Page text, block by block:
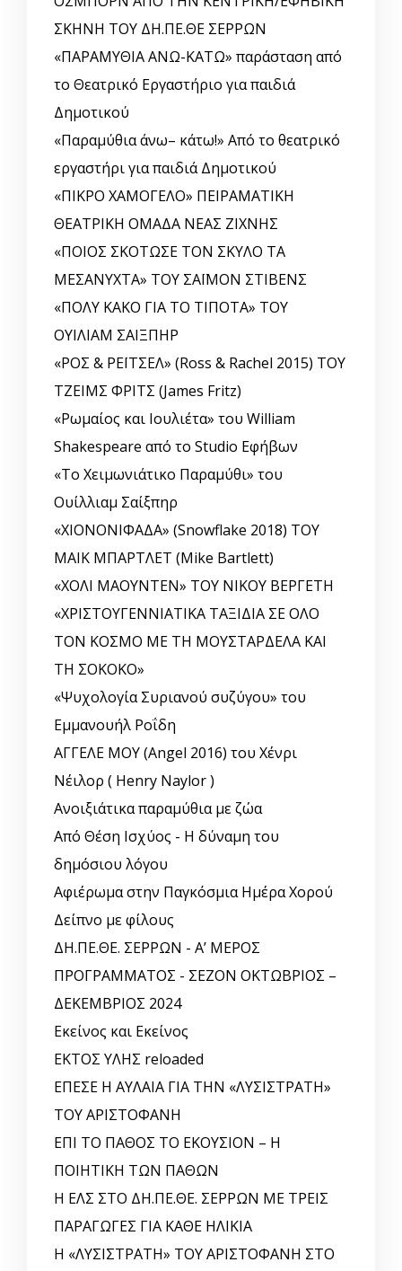
ΣΚΗΝΗ ΤΟΥ ΔΗ.ΠΕ.ΘΕ ΣΕΡΡΩΝ
«ΠΑΡΑΜΥΘΙΑ ΑΝΩ-ΚΑΤΩ» παράσταση από
το Θεατρικό Εργαστήριο για παιδιά
Δημοτικού
«Παραμύθια άνω– κάτω!» Από το θεατρικό
εργαστήρι για παιδιά Δημοτικού
«ΠΙΚΡΟ ΧΑΜΟΓΕΛΟ» ΠΕΙΡΑΜΑΤΙΚΗ
ΘΕΑΤΡΙΚΗ ΟΜΑΔΑ ΝΕΑΣ ΖΙΧΝΗΣ
«ΠΟΙΟΣ ΣΚΟΤΩΣΕ ΤΟΝ ΣΚΥΛΟ ΤΑ
ΜΕΣΑΝΥΧΤΑ» ΤΟΥ ΣΑΪΜΟΝ ΣΤΙΒΕΝΣ
«ΠΟΛΥ ΚΑΚΟ ΓΙΑ ΤΟ ΤΙΠΟΤΑ» ΤΟΥ
ΟΥΙΛΙΑΜ ΣΑΙΞΠΗΡ
«ΡΟΣ & ΡΕΪΤΣΕΛ» (Ross & Rachel 2015) ΤΟΥ
ΤΖΕΙΜΣ ΦΡΙΤΣ (James Fritz)
«Ρωμαίος και Ιουλιέτα» του William
Shakespeare από το Studio Εφήβων
«Το Χειμωνιάτικο Παραμύθι» του
Ουίλλιαμ Σαίξπηρ
«ΧΙΟΝΟΝΙΦΑΔΑ» (Snowflake 2018) ΤΟΥ
ΜΑΙΚ ΜΠΑΡΤΛΕΤ (Mike Bartlett)
«ΧΟΛΙ ΜΑΟΥΝΤΕΝ» ΤΟΥ ΝΙΚΟΥ ΒΕΡΓΕΤΗ
«ΧΡΙΣΤΟΥΓΕΝΝΙΑΤΙΚΑ ΤΑΞΙΔΙΑ ΣΕ ΟΛΟ
ΤΟΝ ΚΟΣΜΟ ΜΕ ΤΗ ΜΟΥΣΤΑΡΔΕΛΑ ΚΑΙ
ΤΗ ΣΟΚΟΚΟ»
«Ψυχολογία Συριανού συζύγου» του
Εμμανουήλ Ροΐδη
ΑΓΓΕΛΕ ΜΟΥ (Angel 2016) του Χένρι
Νέιλορ ( Henry Naylor )
Ανοιξιάτικα παραμύθια με ζώα
Από Θέση Ισχύος - Η δύναμη του
δημόσιου λόγου
Αφιέρωμα στην Παγκόσμια Ημέρα Χορού
Δείπνο με φίλους
ΔΗ.ΠΕ.ΘΕ. ΣΕΡΡΩΝ - Α’ ΜΕΡΟΣ
ΠΡΟΓΡΑΜΜΑΤΟΣ - ΣΕΖΟΝ ΟΚΤΩΒΡΙΟΣ –
ΔΕΚΕΜΒΡΙΟΣ 2024
Εκείνος και Εκείνος
ΕΚΤΟΣ ΥΛΗΣ reloaded
ΕΠΕΣΕ Η ΑΥΛΑΙΑ ΓΙΑ ΤΗΝ «ΛΥΣΙΣΤΡΑΤΗ»
ΤΟΥ ΑΡΙΣΤΟΦΑΝΗ
ΕΠΙ ΤΟ ΠΑΘΟΣ ΤΟ ΕΚΟΥΣΙΟΝ – Η
ΠΟΙΗΤΙΚΗ ΤΩΝ ΠΑΘΩΝ
Η ΕΛΣ ΣΤΟ ΔΗ.ΠΕ.ΘΕ. ΣΕΡΡΩΝ ΜΕ ΤΡΕΙΣ
ΠΑΡΑΓΩΓΕΣ ΓΙΑ ΚΑΘΕ ΗΛΙΚΙΑ
Η «ΛΥΣΙΣΤΡΑΤΗ» ΤΟΥ ΑΡΙΣΤΟΦΑΝΗ ΣΤΟ